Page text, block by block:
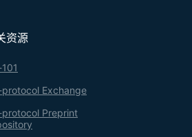
资源
protocol Exchange
protocol Preprint